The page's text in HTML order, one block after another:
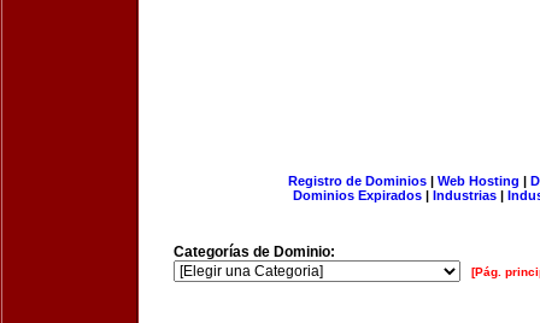
Registro de Dominios| Web Hosting |
Dominios Expirados | Industrias |
Categorías de Dominio:
[Pág.